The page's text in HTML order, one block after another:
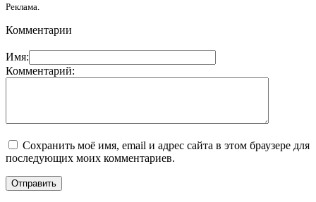
Реклама.
Комментарии
Имя:
Комментарий:
Сохранить моё имя, email и адрес сайта в этом браузере для
последующих моих комментариев.